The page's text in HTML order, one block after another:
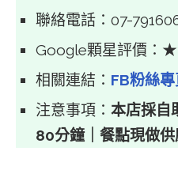
聯絡電話：07-
Google顆星評價
相關連結： FB粉絲
注意事項： 本店採自
80分鐘｜餐點現做供